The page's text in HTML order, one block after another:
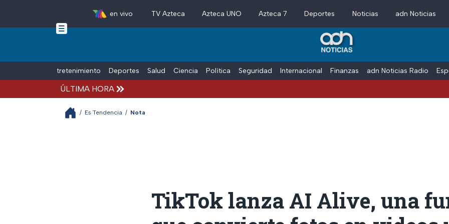
Skip to main content
en vivo TV Azteca Azteca UNO Azteca 7 Deportes Noticias adn Noticias
Entretenimiento Deportes Salud Ciencia Política Seguridad Internacional Finanzas adn Noticias Radio
ÚLTIMA HORA
/ Es Tendencia / Nota
TikTok lanza AI Alive, una